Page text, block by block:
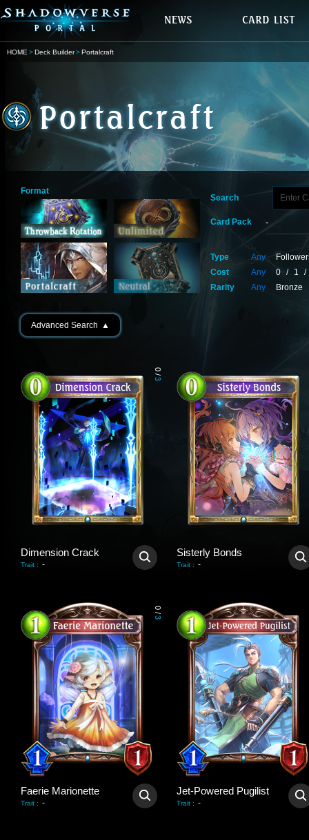
HOME Deck Builder Portalcraft
Format
Search
Card Pack
Type Any
Cost
Any 0 / 1
/
Rarity
Any Bronze
Advanced Search ▲
0
/
3
Dimension Crack
Trait : -
Sisterly Bonds
Trait : -
0
/
3
Faerie Marionette
Trait : -
Jet-Powered Pugilist
Trait : -